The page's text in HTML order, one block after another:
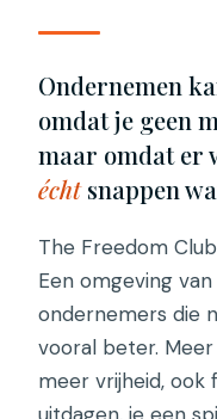
Ondernemen
omdat je geen
maar omdat er
échtsnappen
The Freedom
Een omgeving
ondernemers die
vooral beter.
meer vrijheid, ook